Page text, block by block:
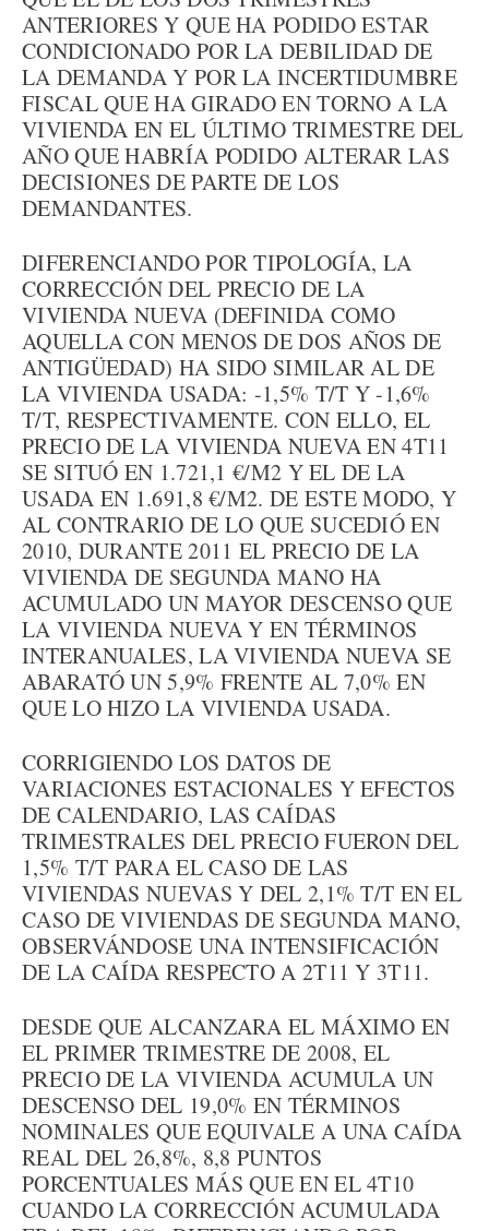
ANTERIORES Y QUE HA PODIDO ESTAR
CONDICIONADO POR LA DEBILIDAD DE
LA DEMANDA Y POR LA INCERTIDUMBRE
FISCAL QUE HA GIRADO EN TORNO A LA
VIVIENDA EN EL ÚLTIMO TRIMESTRE DEL
AÑO QUE HABRÍA PODIDO ALTERAR LAS
DECISIONES DE PARTE DE LOS
DEMANDANTES.
DIFERENCIANDO POR TIPOLOGÍA, LA
CORRECCIÓN DEL PRECIO DE LA
VIVIENDA NUEVA (DEFINIDA COMO
AQUELLA CON MENOS DE DOS AÑOS DE
ANTIGÜEDAD) HA SIDO SIMILAR AL DE
LA VIVIENDA USADA: -1,5% T/T Y -1,6%
T/T, RESPECTIVAMENTE. CON ELLO, EL
PRECIO DE LA VIVIENDA NUEVA EN 4T11
SE SITUÓ EN 1.721,1 €/M2 Y EL DE LA
USADA EN 1.691,8 €/M2. DE ESTE MODO, Y
AL CONTRARIO DE LO QUE SUCEDIÓ EN
2010, DURANTE 2011 EL PRECIO DE LA
VIVIENDA DE SEGUNDA MANO HA
ACUMULADO UN MAYOR DESCENSO QUE
LA VIVIENDA NUEVA Y EN TÉRMINOS
INTERANUALES, LA VIVIENDA NUEVA SE
ABARATÓ UN 5,9% FRENTE AL 7,0% EN
QUE LO HIZO LA VIVIENDA USADA.
CORRIGIENDO LOS DATOS DE
VARIACIONES ESTACIONALES Y EFECTOS
DE CALENDARIO, LAS CAÍDAS
TRIMESTRALES DEL PRECIO FUERON DEL
1,5% T/T PARA EL CASO DE LAS
VIVIENDAS NUEVAS Y DEL 2,1% T/T EN EL
CASO DE VIVIENDAS DE SEGUNDA MANO,
OBSERVÁNDOSE UNA INTENSIFICACIÓN
DE LA CAÍDA RESPECTO A 2T11 Y 3T11.
DESDE QUE ALCANZARA EL MÁXIMO EN
EL PRIMER TRIMESTRE DE 2008, EL
PRECIO DE LA VIVIENDA ACUMULA UN
DESCENSO DEL 19,0% EN TÉRMINOS
NOMINALES QUE EQUIVALE A UNA CAÍDA
REAL DEL 26,8%, 8,8 PUNTOS
PORCENTUALES MÁS QUE EN EL 4T10
CUANDO LA CORRECCIÓN ACUMULADA